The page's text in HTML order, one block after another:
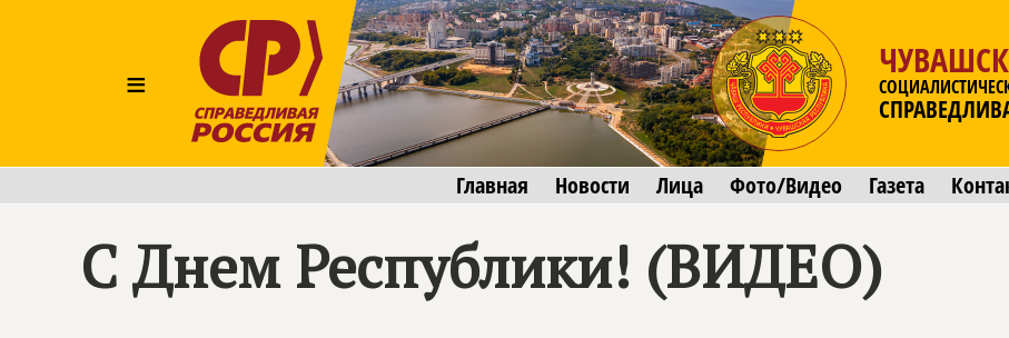
≡
Главная Новости Лица Фото/Видео Газета
С Днем Республики! (ВИДЕО)